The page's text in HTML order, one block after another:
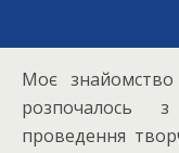
Моє знайомство
розпочалось
проведення